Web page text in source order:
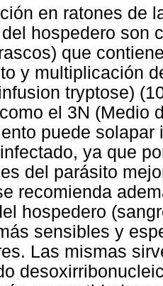
en ratones de
hospedero son
que
y multiplicación
tryptose)
el 3N (Medio
puede
ya que
del parásito
recomienda
hospedero
sensibles y
Las mismas